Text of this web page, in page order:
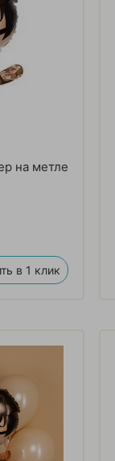
на метле
в 1 клик